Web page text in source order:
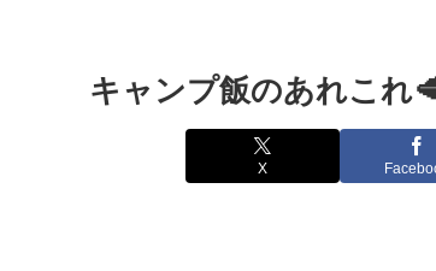
キャンプ飯のあれこ
X